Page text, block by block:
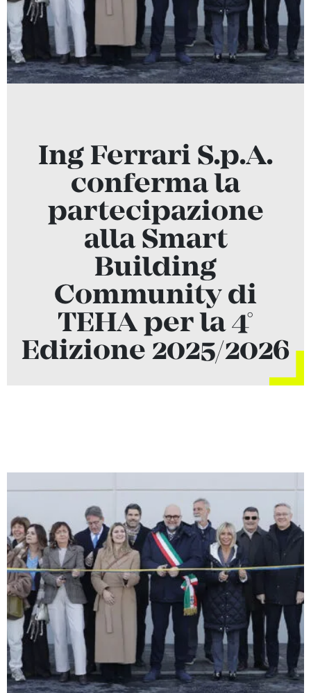
Ing Ferrari S.p.A.
conferma la
partecipazione
alla Smart
Building
Community di
TEHA per la 4°
Edizione 2025/2026